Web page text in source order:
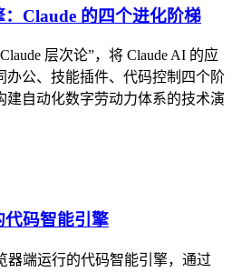
Claude 的四个进化阶梯
层次论”，将 Claude AI 的应
办公、技能插件、代码控制四个阶
建自动化数字劳动力体系的技术演
代码智能引擎
器端运行的代码智能引擎，通过